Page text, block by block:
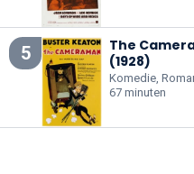
5
The
(1928)
Komedie,
67 minuten